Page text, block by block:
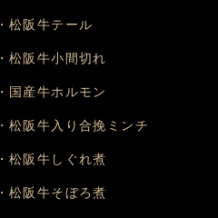
・松阪牛テール
・松阪牛小間切れ
・国産牛ホルモン
・松阪牛入り合挽ミンチ
・松阪牛しぐれ煮
・松阪牛そぼろ煮